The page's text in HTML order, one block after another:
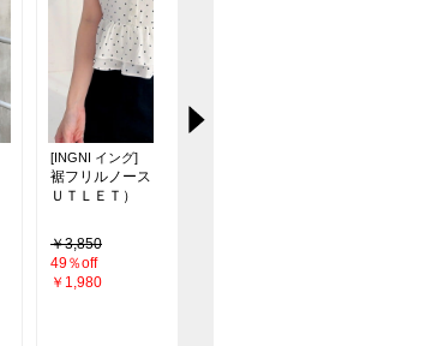
[INGNI イング]
裾フリルノースリシャツ（Ｏ
ＵＴＬＥＴ）
￥3,850
49％off
￥1,980